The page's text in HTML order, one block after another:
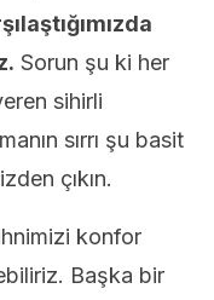
Sorun şu ki her
sihirli
sırrı şu basit
çıkın.
konfor
Başka bir